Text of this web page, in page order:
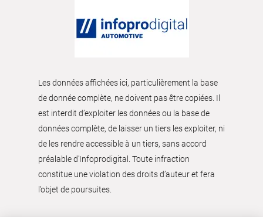
Les données affichées ici, particulièrement la base
de donnée complète, ne doivent pas être copiées. Il
est interdit d’exploiter les données ou la base de
données complète, de laisser un tiers les exploiter, ni
de les rendre accessible à un tiers, sans accord
préalable d'Infoprodigital. Toute infraction
constitue une violation des droits d’auteur et fera
l’objet de poursuites.